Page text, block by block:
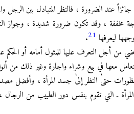
عند الضرورة ، فالنظر المتبادل بين
مخففة ، وقد تكون ضرورة شديدة ، وجواز
ليعرفها 21
.
من أجل التعرف عليها للمثول أمامه أو الحكم
معها في بيع وشراء واجارة وغير ذلك من
حتىٰ النظر إلىٰ جسد المرأة ، وأفضل
ـ التي تقوم بنفس دور الطبيب من